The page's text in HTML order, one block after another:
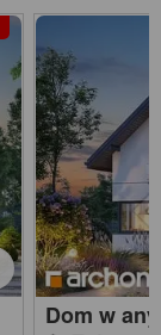
Dom w